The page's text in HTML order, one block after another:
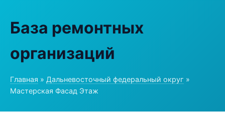
База ремонтных
организаций
Главная » Дальневосточный федеральный округ »
Мастерская Фасад Этаж